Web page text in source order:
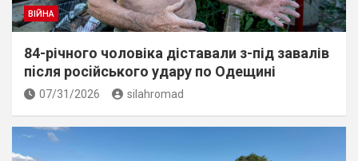
ВІЙНА
84-річного чоловіка діставали з-під завалів
пiсля росiйського удару по Одещині
07/31/2026 silahromad